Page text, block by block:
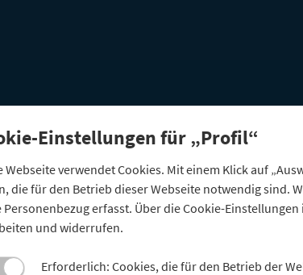
noch
Einstellungen für „Profil“
Webseite verwendet Cookies. Mit einem Klick auf
die für den Betrieb dieser Webseite notwendig sind.
Personenbezug erfasst. Über die Cookie-Einstellungen
und widerrufen.
Erforderlich: Cookies, die für den Betrieb der